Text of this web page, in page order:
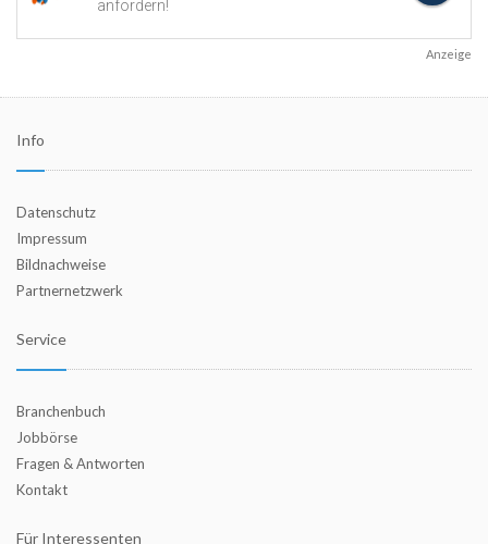
Anzeige
Info
Datenschutz
Impressum
Bildnachweise
Partnernetzwerk
Service
Branchenbuch
Jobbörse
Fragen & Antworten
Kontakt
Für Interessenten